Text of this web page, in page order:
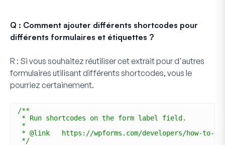
Q : Comment ajouter différents shortcodes pour
différents formulaires et étiquettes ?
R : Si vous souhaitez réutiliser cet extrait pour d'autres
formulaires utilisant différents shortcodes, vous le
pourriez certainement.
/**
* Run shortcodes on the form label field.
*
* @link   https://wpforms.com/developers/how-
*/